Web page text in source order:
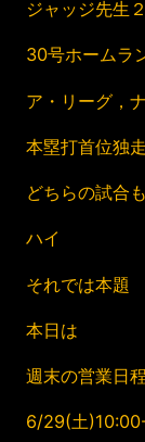
ジャッジ先生
30号ホームラ
ア・リーグ，
本塁打首位独
どちらの試合
ハイ
それでは本題
本日は
週末の営業日
6/29(土